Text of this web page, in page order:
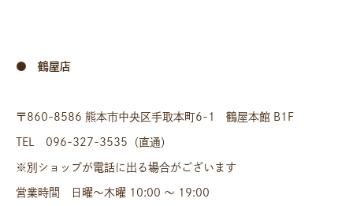
● 鶴屋店
〒860-8586 熊本市中央区手取本町6-1 鶴屋本館 B1F
TEL 096-327-3535（直通）
※別ショップが電話に出る場合がございます
営業時間 日曜〜木曜 10:00 〜 19:00